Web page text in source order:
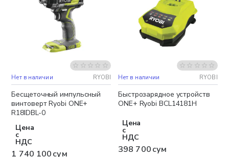
Бесплатная доставка
Нет в наличии RYOBI
Бесщеточный импульсный
винтоверт Ryobi ONE+
R18IDBL-0
Цена
с
НДС
1 740 100 сум
Нет в наличии RYOBI
Быстрозарядное устройств
ONE+ Ryobi BCL14181H
Цена
с
НДС
398 700 сум